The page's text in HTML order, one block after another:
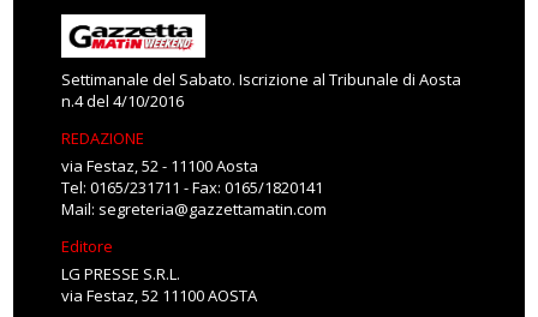
Settimanale del Sabato. Iscrizione al Tribunale di Aosta
n.4 del 4/10/2016
REDAZIONE
via Festaz, 52 - 11100 Aosta
Tel: 0165/231711 - Fax: 0165/1820141
Mail: segreteria@gazzettamatin.com
Editore
LG PRESSE S.R.L.
via Festaz, 52 11100 AOSTA